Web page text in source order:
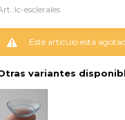
lc-esclerales
Este artículo está
variantes